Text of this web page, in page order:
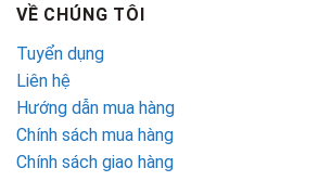
VỀ CHÚNG TÔI
Tuyển dụng
Liên hệ
Hướng dẫn mua hàng
Chính sách mua hàng
Chính sách giao hàng